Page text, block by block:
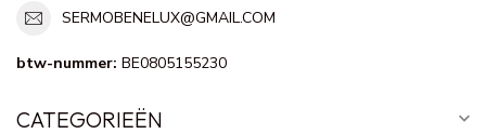
SERMOBENELUX@GMAIL.COM
btw-nummer: BE0805155230
CATEGORIEËN